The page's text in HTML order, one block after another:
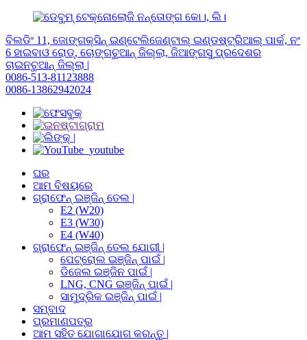
ବିଲଡିଂ 11, ଜୋଙ୍ଗକ୍ସିନ୍ ଇଣ୍ଟେଲିଜେଣ୍ଟାଲ୍ ଇଣ୍ଡଷ୍ଟ୍ରିଆଲ୍ ପାର୍କ, ନଂ
6 ହାଇବାଓ ରୋଡ୍, ଚୋଙ୍ଗଚୁଆନ୍ ଜିଲ୍ଲା, ଜିଆଙ୍ଗସୁ ପ୍ରଦେଶର
ଚାଇନଚୁଆନ୍ ଜିଲ୍ଲା |
0086-513-81123888
0086-13862942024
ଘର
ଆମ ବିଷୟରେ
ଗ୍ରାଫେନ୍ ଇଞ୍ଜିନ୍ ତେଲ |
E2 (W20)
E3 (W30)
E4 (W40)
ଗ୍ରାଫେନ୍ ଇଞ୍ଜିନ୍ ତେଲ ଯୋଗୀ |
ପେଟ୍ରୋଲ ଇଞ୍ଜିନ୍ ପାଇଁ |
ଡିଜେଲ ଇଞ୍ଜିନ ପାଇଁ |
LNG, CNG ଇଞ୍ଜିନ୍ ପାଇଁ |
ସାମୁଦ୍ରିକ ଇଞ୍ଜିନ୍ ପାଇଁ |
ସମ୍ବାଦ
ପ୍ରମାଣପତ୍ର
ଆମ ସହିତ ଯୋଗାଯୋଗ କରନ୍ତୁ |